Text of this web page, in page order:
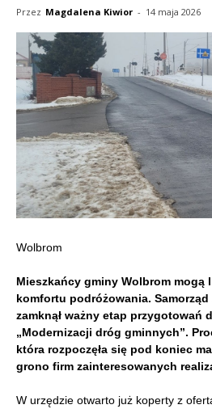
Przez Magdalena Kiwior - 14 maja 2026
Wolbrom
Mieszkańcy gminy Wolbrom mogą
komfortu podróżowania.
zamknął ważny etap przygotowań
„Modernizacji dróg gminnych”.
która rozpoczęła się pod koniec
grono firm zainteresowanych
W urzędzie otwarto już koperty z